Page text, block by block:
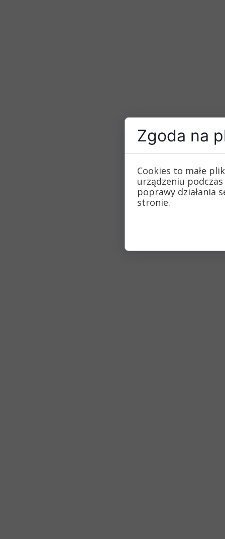
Zgoda na
Cookies to małe
urządzeniu
poprawy działania
stronie.